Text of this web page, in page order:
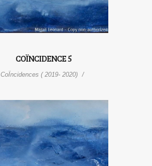
COÏNCIDENCE 5
CoÏncidences ( 2019- 2020)